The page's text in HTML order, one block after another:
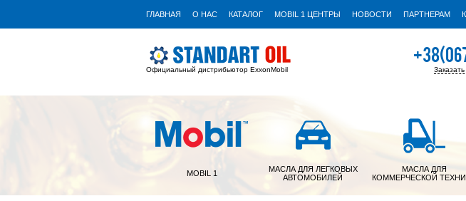
ГЛАВНАЯ О НАС КАТАЛОГ MOBIL 1 ЦЕНТРЫ НОВОСТИ ПАРТНЕРАМ
Официальный дистрибьютор ExxonMobil
MOBIL 1
МАСЛА ДЛЯ ЛЕГКОВЫХ
АВТОМОБИЛЕЙ
МАСЛА ДЛЯ
КОММЕРЧЕСКОЙ